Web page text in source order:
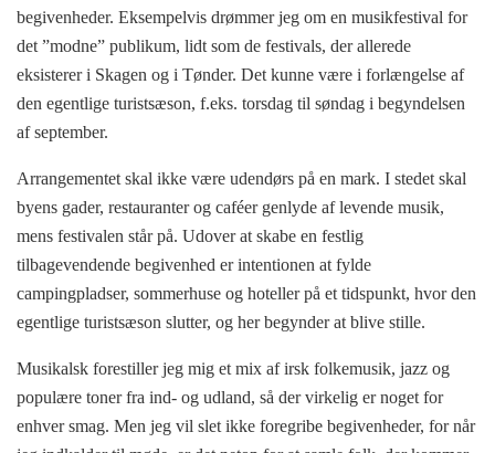
begivenheder. Eksempelvis drømmer jeg om en musikfestival for
det ”modne” publikum, lidt som de festivals, der allerede
eksisterer i Skagen og i Tønder. Det kunne være i forlængelse af
den egentlige turistsæson, f.eks. torsdag til søndag i begyndelsen
af september.
Arrangementet skal ikke være udendørs på en mark. I stedet skal
byens gader, restauranter og caféer genlyde af levende musik,
mens festivalen står på. Udover at skabe en festlig
tilbagevendende begivenhed er intentionen at fylde
campingpladser, sommerhuse og hoteller på et tidspunkt, hvor den
egentlige turistsæson slutter, og her begynder at blive stille.
Musikalsk forestiller jeg mig et mix af irsk folkemusik, jazz og
populære toner fra ind- og udland, så der virkelig er noget for
enhver smag. Men jeg vil slet ikke foregribe begivenheder, for når